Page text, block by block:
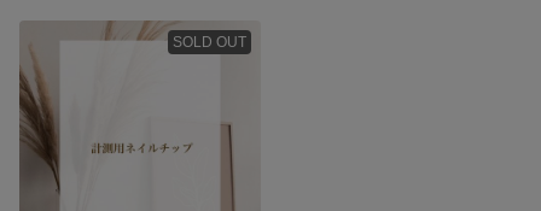
SOLD OUT